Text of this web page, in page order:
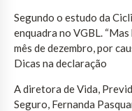
Segundo o estudo da
enquadra no VGBL.
mês de dezembro, por
Dicas na declaração
A diretora de Vida,
Seguro, Fernanda